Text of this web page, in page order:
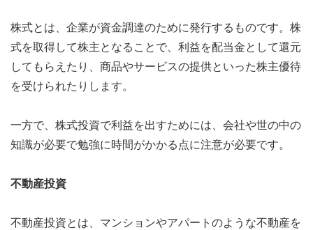
株式とは、企業が資金調達のために発行するものです。株
式を取得して株主となることで、利益を配当金として還元
してもらえたり、商品やサービスの提供といった株主優待
を受けられたりします。
一方で、株式投資で利益を出すためには、会社や世の中の
知識が必要で勉強に時間がかかる点に注意が必要です。
不動産投資
不動産投資とは、マンションやアパートのような不動産を